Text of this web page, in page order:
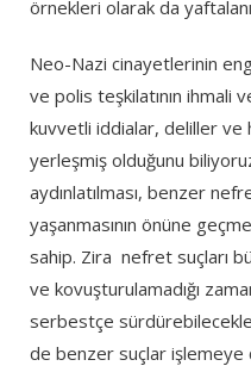
örnekleri olarak da
Neo-Nazi cinayetlerinin
ve polis teşkilatının ihmali
kuvvetli iddialar, deliller ve
yerleşmiş olduğunu
aydınlatılması, benzer
yaşanmasının önüne
sahip. Zira nefret suçları
ve kovuşturulamadığı
serbestçe
de benzer suçlar işlemeye